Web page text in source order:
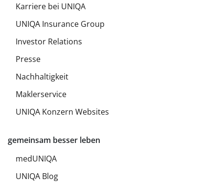
gemeinsam besser leben
medUNIQA
UNIQA Blog
Karriere bei UNIQA
UNIQA Insurance Group
Investor Relations
Presse
Nachhaltigkeit
Maklerservice
UNIQA Konzern Websites